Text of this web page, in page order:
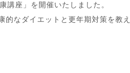
講座」を開催いたしました。
なダイエットと更年期対策を教え